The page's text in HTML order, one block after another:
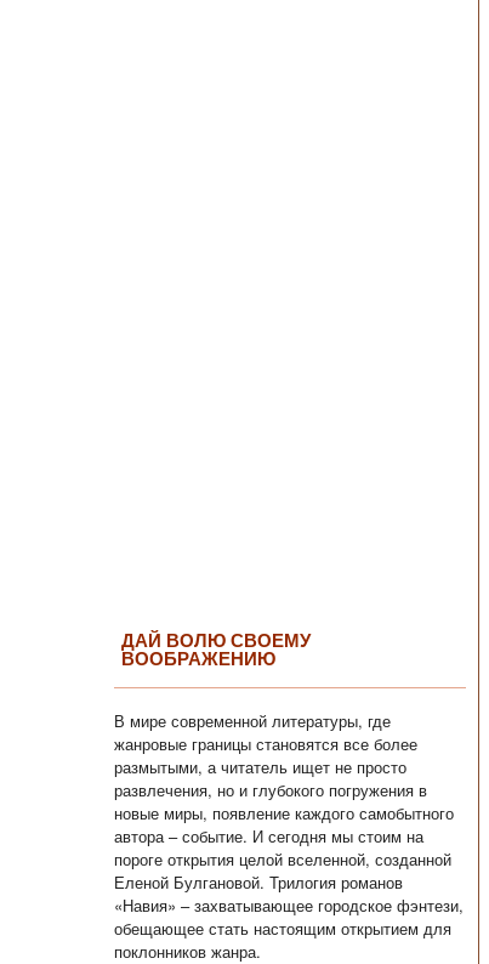
ДАЙ ВОЛЮ СВОЕМУ
ВООБРАЖЕНИЮ
В мире современной литературы, где
жанровые границы становятся все более
размытыми, а читатель ищет не просто
развлечения, но и глубокого погружения в
новые миры, появление каждого самобытного
автора – событие. И сегодня мы стоим на
пороге открытия целой вселенной, созданной
Еленой Булгановой. Трилогия романов
«Навия» – захватывающее городское фэнтези,
обещающее стать настоящим открытием для
поклонников жанра.